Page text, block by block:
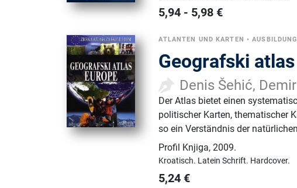
5,94 - 5,98 €
ATLANTEN UND KARTEN •AUSBILDUNG
Geografski
Denis Šehić,
Der Atlas bietet einen
politischer Karten, thematischer
so ein Verständnis der
Profil Knjiga,2009.
Kroatisch. Latein Schrift. Hardcover.
5,24 €